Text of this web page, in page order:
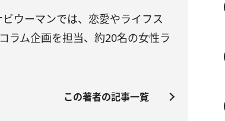
ウーマンでは、恋愛やライフス
ラム企画を担当、約20名の女性ラ
この著者の記事一覧